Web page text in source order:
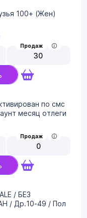
100+ (Жен)
Продаж
30
по смс
месяц отлеги
Продаж
0
/ БЕЗ
/ Др.10-49 / Пол